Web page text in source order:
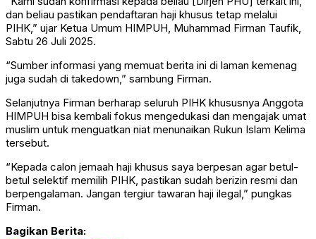
dan beliau pastikan pendaftaran haji khusus tetap melalui
PIHK,” ujar Ketua Umum HIMPUH, Muhammad Firman Taufik,
Sabtu 26 Juli 2025.
“Sumber informasi yang memuat berita ini di laman kemenag
juga sudah di takedown,” sambung Firman.
Selanjutnya Firman berharap seluruh PIHK khususnya Anggota
HIMPUH bisa kembali fokus mengedukasi dan mengajak umat
muslim untuk menguatkan niat menunaikan Rukun Islam Kelima
tersebut.
“Kepada calon jemaah haji khusus saya berpesan agar betul-
betul selektif memilih PIHK, pastikan sudah berizin resmi dan
berpengalaman. Jangan tergiur tawaran haji ilegal,” pungkas
Firman.
Bagikan Berita: